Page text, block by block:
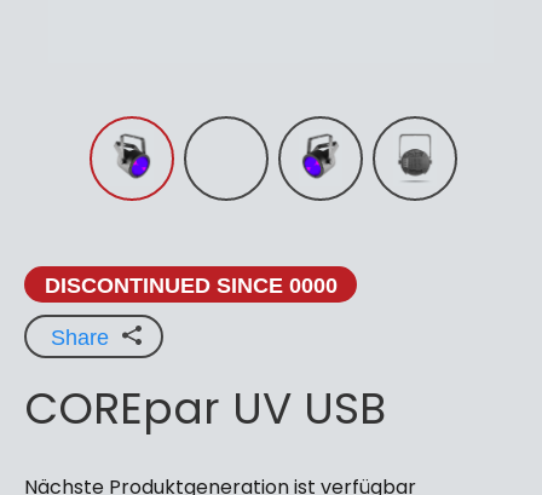
Share
DISCONTINUED SINCE 0000
COREpar UV USB
Nächste Produktgeneration ist verfügbar